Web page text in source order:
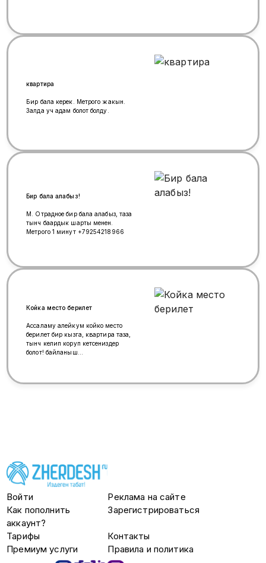
квартира
Бир бала керек. Метрого жакын.
Залда уч адам болот болду.
Бир бала алабыз!
М. Отрадное бир бала алабыз, таза
тынч баардык шарты менен.
Метрого 1 минут +79254218966
Койка место берилет
Ассаламу алейкум койко место
берилет бир кызга, квартира таза,
тынч келип коруп кетсениздер
болот! байланыш
Войти
Реклама на сайте
Как пополнить
аккаунт?
Зарегистрироваться
Тарифы
Контакты
Премиум услуги
Правила и политика